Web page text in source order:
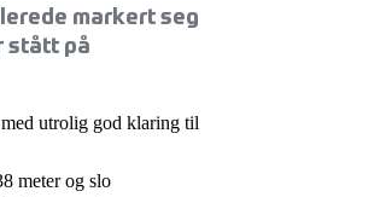
markert seg
stått på
utrolig god klaring til
meter og slo